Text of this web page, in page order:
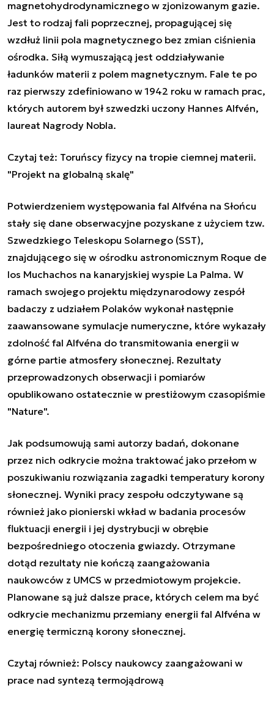
magnetohydrodynamicznego w zjonizowanym gazie.
Jest to rodzaj fali poprzecznej, propagującej się
wzdłuż linii pola magnetycznego bez zmian ciśnienia
ośrodka. Siłą wymuszającą jest oddziaływanie
ładunków materii z polem magnetycznym. Fale te po
raz pierwszy zdefiniowano w 1942 roku w ramach prac,
których autorem był szwedzki uczony Hannes Alfvén,
laureat Nagrody Nobla.
Czytaj też: Toruńscy fizycy na tropie ciemnej materii.
"Projekt na globalną skalę"
Potwierdzeniem występowania fal Alfvéna na Słońcu
stały się dane obserwacyjne pozyskane z użyciem tzw.
Szwedzkiego Teleskopu Solarnego (SST),
znajdującego się w ośrodku astronomicznym Roque de
los Muchachos na kanaryjskiej wyspie La Palma. W
ramach swojego projektu międzynarodowy zespół
badaczy z udziałem Polaków wykonał następnie
zaawansowane symulacje numeryczne, które wykazały
zdolność fal Alfvéna do transmitowania energii w
górne partie atmosfery słonecznej. Rezultaty
przeprowadzonych obserwacji i pomiarów
opublikowano ostatecznie w prestiżowym czasopiśmie
"Nature".
Jak podsumowują sami autorzy badań, dokonane
przez nich odkrycie można traktować jako przełom w
poszukiwaniu rozwiązania zagadki temperatury korony
słonecznej. Wyniki pracy zespołu odczytywane są
również jako pionierski wkład w badania procesów
fluktuacji energii i jej dystrybucji w obrębie
bezpośredniego otoczenia gwiazdy. Otrzymane
dotąd rezultaty nie kończą zaangażowania
naukowców z UMCS w przedmiotowym projekcie.
Planowane są już dalsze prace, których celem ma być
odkrycie mechanizmu przemiany energii fal Alfvéna w
energię termiczną korony słonecznej.
Czytaj również: Polscy naukowcy zaangażowani w
prace nad syntezą termojądrową